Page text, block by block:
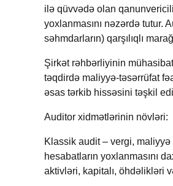
ilə qüvvədə olan
yoxlanmasını nəzərdə tutur.
səhmdarların) qarşılıqlı
Şirkət rəhbərliyinin
təqdirdə maliyyə-təsərrüfat
əsas tərkib hissəsini təşkil
Auditor xidmətlərinin növləri:
Klassik audit – vergi, maliyyə
hesabatların yoxlanmasını
aktivləri, kapitalı, öhdəlikləri